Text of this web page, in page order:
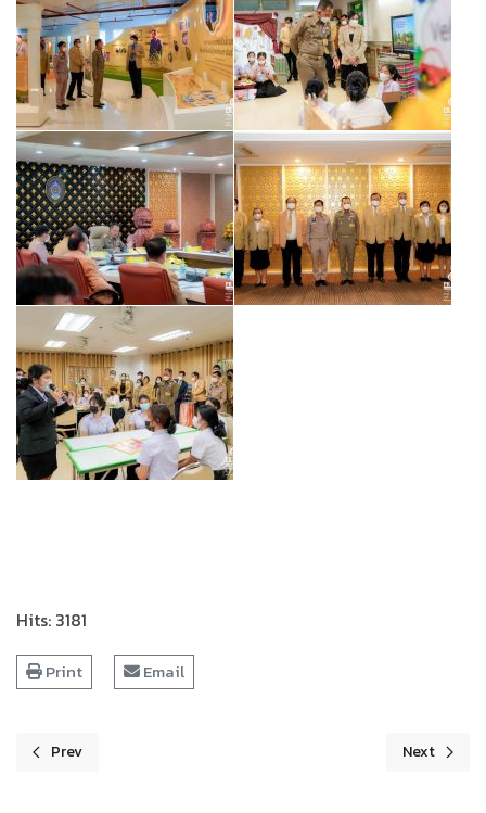
Hits: 3181
Print Email
Previous article: ประชุมนำเสนอโครงการยุทธศาสตร์ มหาวิทยาลัยรา
Prev Next
Next